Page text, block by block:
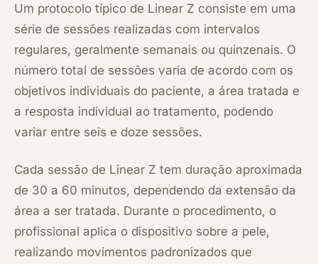
Um protocolo típico de Linear Z consiste em uma
série de sessões realizadas com intervalos
regulares, geralmente semanais ou quinzenais. O
número total de sessões varia de acordo com os
objetivos individuais do paciente, a área tratada e
a resposta individual ao tratamento, podendo
variar entre seis e doze sessões.
Cada sessão de Linear Z tem duração aproximada
de 30 a 60 minutos, dependendo da extensão da
área a ser tratada. Durante o procedimento, o
profissional aplica o dispositivo sobre a pele,
realizando movimentos padronizados que